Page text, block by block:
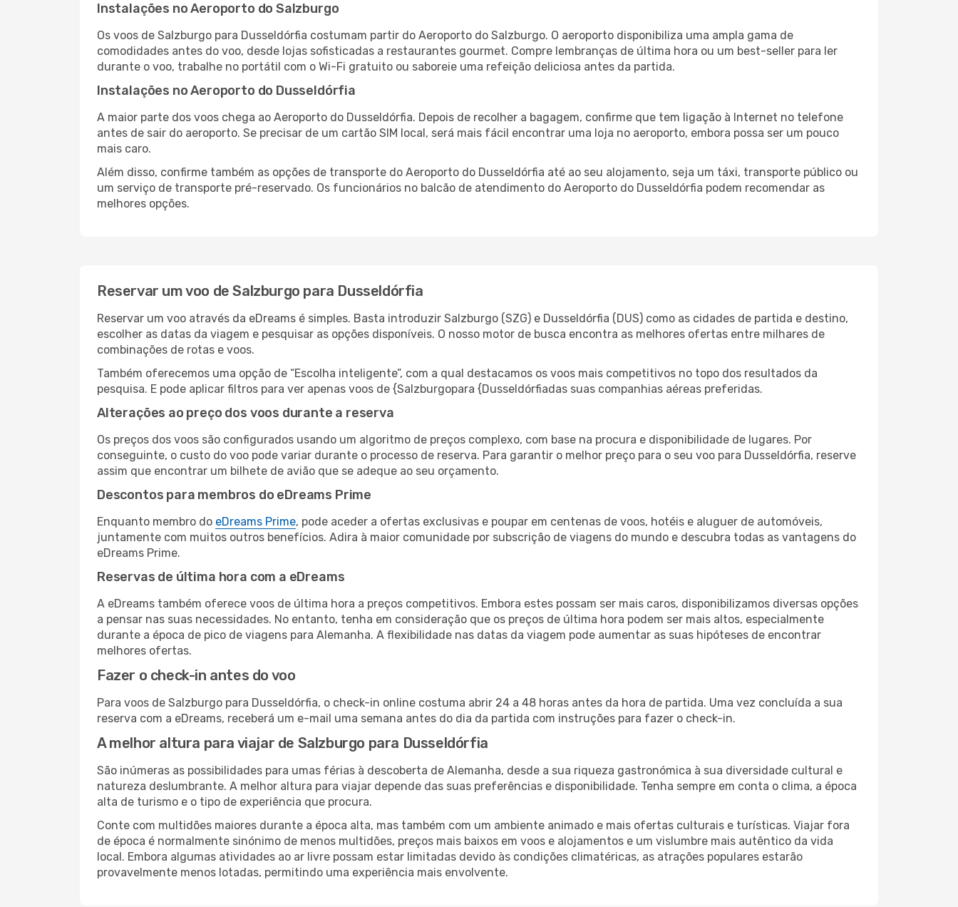
Instalações no Aeroporto do Salzburgo
Os voos de Salzburgo para Dusseldórfia costumam partir do Aeroporto do Salzburgo. O aeroporto disponibiliza uma ampla gama de
comodidades antes do voo, desde lojas sofisticadas a restaurantes gourmet. Compre lembranças de última hora ou um best-seller para ler
durante o voo, trabalhe no portátil com o Wi-Fi gratuito ou saboreie uma refeição deliciosa antes da partida.
Instalações no Aeroporto do Dusseldórfia
A maior parte dos voos chega ao Aeroporto do Dusseldórfia. Depois de recolher a bagagem, confirme que tem ligação à Internet no telefone
antes de sair do aeroporto. Se precisar de um cartão SIM local, será mais fácil encontrar uma loja no aeroporto, embora possa ser um pouco
mais caro.
Além disso, confirme também as opções de transporte do Aeroporto do Dusseldórfia até ao seu alojamento, seja um táxi, transporte público ou
um serviço de transporte pré-reservado. Os funcionários no balcão de atendimento do Aeroporto do Dusseldórfia podem recomendar as
melhores opções.
Reservar um voo de Salzburgo para Dusseldórfia
Reservar um voo através da eDreams é simples. Basta introduzir Salzburgo (SZG) e Dusseldórfia (DUS) como as cidades de partida e destino,
escolher as datas da viagem e pesquisar as opções disponíveis. O nosso motor de busca encontra as melhores ofertas entre milhares de
combinações de rotas e voos.
Também oferecemos uma opção de “Escolha inteligente”, com a qual destacamos os voos mais competitivos no topo dos resultados da
pesquisa. E pode aplicar filtros para ver apenas voos de {Salzburgopara {Dusseldórfiadas suas companhias aéreas preferidas.
Alterações ao preço dos voos durante a reserva
Os preços dos voos são configurados usando um algoritmo de preços complexo, com base na procura e disponibilidade de lugares. Por
conseguinte, o custo do voo pode variar durante o processo de reserva. Para garantir o melhor preço para o seu voo para Dusseldórfia, reserve
assim que encontrar um bilhete de avião que se adeque ao seu orçamento.
Descontos para membros do eDreams Prime
Enquanto membro do eDreams Prime, pode aceder a ofertas exclusivas e poupar em centenas de voos, hotéis e aluguer de automóveis,
juntamente com muitos outros benefícios. Adira à maior comunidade por subscrição de viagens do mundo e descubra todas as vantagens do
eDreams Prime.
Reservas de última hora com a eDreams
A eDreams também oferece voos de última hora a preços competitivos. Embora estes possam ser mais caros, disponibilizamos diversas opções
a pensar nas suas necessidades. No entanto, tenha em consideração que os preços de última hora podem ser mais altos, especialmente
durante a época de pico de viagens para Alemanha. A flexibilidade nas datas da viagem pode aumentar as suas hipóteses de encontrar
melhores ofertas.
Fazer o check-in antes do voo
Para voos de Salzburgo para Dusseldórfia, o check-in online costuma abrir 24 a 48 horas antes da hora de partida. Uma vez concluída a sua
reserva com a eDreams, receberá um e-mail uma semana antes do dia da partida com instruções para fazer o check-in.
A melhor altura para viajar de Salzburgo para Dusseldórfia
São inúmeras as possibilidades para umas férias à descoberta de Alemanha, desde a sua riqueza gastronómica à sua diversidade cultural e
natureza deslumbrante. A melhor altura para viajar depende das suas preferências e disponibilidade. Tenha sempre em conta o clima, a época
alta de turismo e o tipo de experiência que procura.
Conte com multidões maiores durante a época alta, mas também com um ambiente animado e mais ofertas culturais e turísticas. Viajar fora
de época é normalmente sinónimo de menos multidões, preços mais baixos em voos e alojamentos e um vislumbre mais autêntico da vida
local. Embora algumas atividades ao ar livre possam estar limitadas devido às condições climatéricas, as atrações populares estarão
provavelmente menos lotadas, permitindo uma experiência mais envolvente.